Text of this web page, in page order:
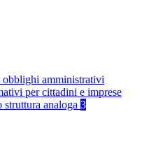
obblighi amministrativi
per cittadini e imprese
analoga 3